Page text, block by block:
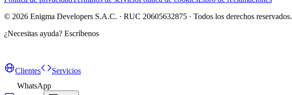
© 2026 Enigma Developers S.A.C. · RUC 20605632875 · Todos los derechos reservados.
¿Necesitas ayuda? Escríbenos
Clientes
Servicios
WhatsApp